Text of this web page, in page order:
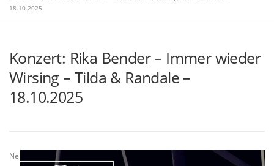
DATENSCHUTZ
18.10.2025
Konzert: Rika Bender – Immer wieder
Wirsing – Tilda & Randale –
18.10.2025
Ne